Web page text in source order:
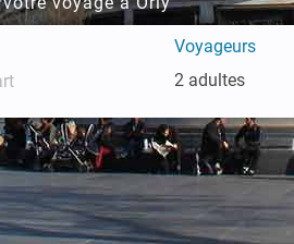
Voyageurs
2 adultes